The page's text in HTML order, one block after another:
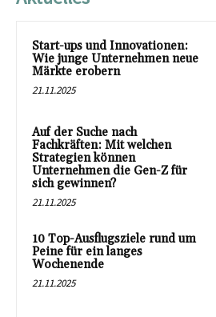
Start-ups und Innovationen:
Wie junge Unternehmen neue
Märkte erobern
21.11.2025
Auf der Suche nach
Fachkräften: Mit welchen
Strategien können
Unternehmen die Gen-Z für
sich gewinnen?
21.11.2025
10 Top-Ausflugsziele rund um
Peine für ein langes
Wochenende
21.11.2025